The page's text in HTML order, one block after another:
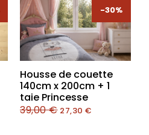
-30%
-30%
Housse de couette
140cm x 200cm + 1
taie Princesse
39,00€ 27,30 €